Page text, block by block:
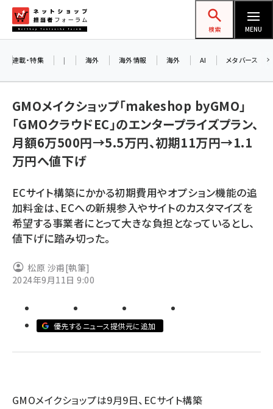
ン
ネットショップ担当者フォーラム
検索 MENU
amazon (2249)
yahoo (1901)
ecbeing (1207)
アスクル (1119)
ビィ・フォアード (773)
連載・特集 | 海外 海外情報 海外 AI メタバース
GMOメイクショップ「makeshop byGMO」
「GMOクラウドEC」のエンタープライズプラン、
月額6万500円→5.5万円、初期11万円→1.1
万円へ値下げ
ECサイト構築にかかる初期費用やオプション機能の追
加料金は、ECへの新規参入やサイトのカスタマイズを
希望する事業者にとって大きな負担となっているとし、
値下げに踏み切った。
松原 沙甫[執筆]
2024年9月11日 9:00
優先するニュース提供元に追加
GMOメイクショップは9月9日、ECサイト構築
お知ら
AIが